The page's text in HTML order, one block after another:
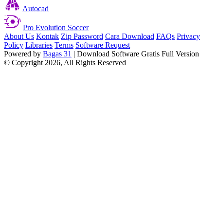
Autocad
Pro Evolution Soccer
About Us Kontak Zip Password Cara Download FAQs Privacy
Policy Libraries Terms Software Request
Powered by Bagas 31 | Download Software Gratis Full Version
© Copyright 2026, All Rights Reserved